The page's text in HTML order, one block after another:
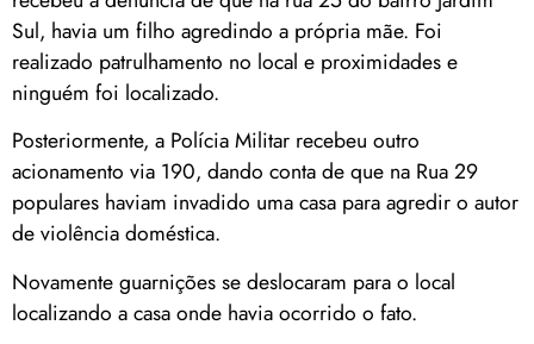
Sul, havia um filho agredindo a própria mãe. Foi
realizado patrulhamento no local e proximidades e
ninguém foi localizado.
Posteriormente, a Polícia Militar recebeu outro
acionamento via 190, dando conta de que na Rua 29
populares haviam invadido uma casa para agredir o autor
de violência doméstica.
Novamente guarnições se deslocaram para o local
localizando a casa onde havia ocorrido o fato.